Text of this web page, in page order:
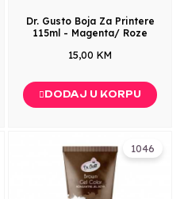
Dr. Gusto Boja Za Printere
115ml - Magenta/ Roze
15,00 KM
DODAJ U KORPU
1046